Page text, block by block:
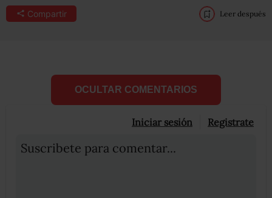
Compartir Leer después
OCULTAR COMENTARIOS
Iniciar sesión Registrate
Suscribete para comentar...